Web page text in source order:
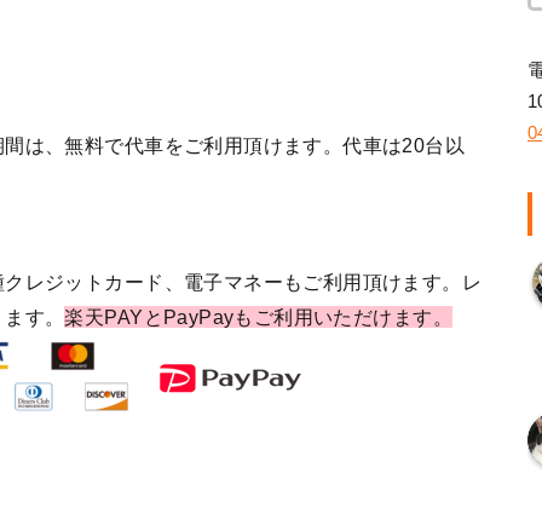
は、無料で代車をご利用頂けます。代車は20台以
レジットカード、電子マネーもご利用頂けます。レ
ます。楽天PAYとPayPayもご利用いただけます。